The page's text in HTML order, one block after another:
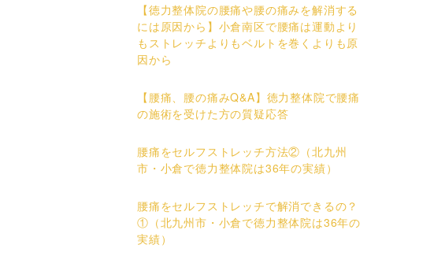
【徳力整体院の腰痛や腰の痛みを解消する
には原因から】小倉南区で腰痛は運動より
もストレッチよりもベルトを巻くよりも原
因から
【腰痛、腰の痛みQ&A】徳力整体院で腰痛
の施術を受けた方の質疑応答
腰痛をセルフストレッチ方法②（北九州
市・小倉で徳力整体院は36年の実績）
腰痛をセルフストレッチで解消できるの？
①（北九州市・小倉で徳力整体院は36年の
実績）